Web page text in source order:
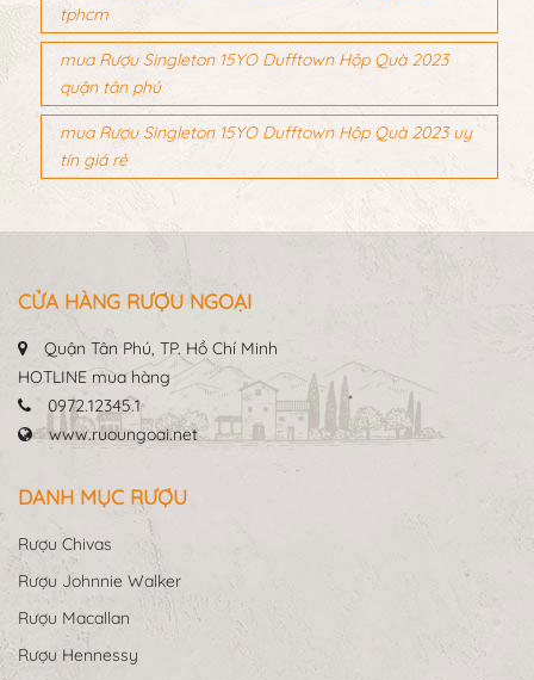
tphcm
mua Rượu Singleton 15YO Dufftown Hộp Quà 2023
quận tân phú
mua Rượu Singleton 15YO Dufftown Hộp Quà 2023 uy
tín giá rẻ
CỬA HÀNG RƯỢU NGOẠI
Quận Tân Phú, TP. Hồ Chí Minh
HOTLINE mua hàng
0972.12345.1
www.ruoungoai.net
DANH MỤC RƯỢU
Rượu Chivas
Rượu Johnnie Walker
Rượu Macallan
Rượu Hennessy